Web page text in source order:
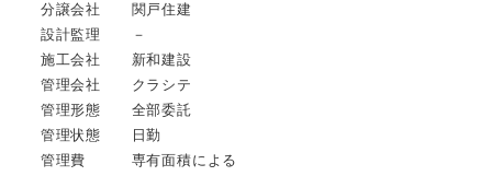
分譲会社 関戸住建
設計監理 －
施工会社 新和建設
管理会社 クラシテ
管理形態 全部委託
管理状態 日勤
管理費 専有面積による